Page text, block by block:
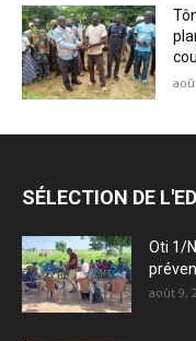
SÉLECTION DE
Oti 1/
août 9,